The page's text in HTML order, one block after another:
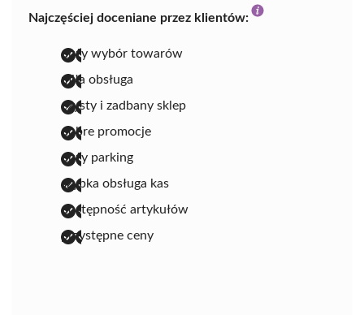
Najczęściej doceniane przez klientów:
duży wybór towarów
miła obsługa
czysty i zadbany sklep
dobre promocje
duży parking
szybka obsługa kas
dostępność artykułów
przystępne ceny